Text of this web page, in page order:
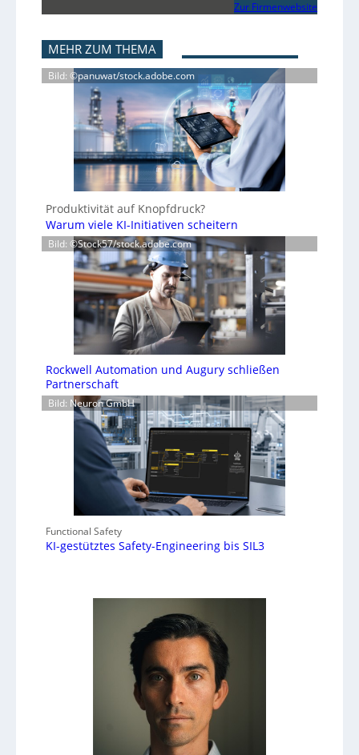
Zur Firmenwebsite
MEHR ZUM THEMA
Bild: ©panuwat/stock.adobe.com
Produktivität auf Knopfdruck?
Warum viele KI-Initiativen scheitern
Bild: ©Stock57/stock.adobe.com
Rockwell Automation und Augury schließen
Partnerschaft
Bild: Neuron GmbH
Functional Safety
KI-gestütztes Safety-Engineering bis SIL3